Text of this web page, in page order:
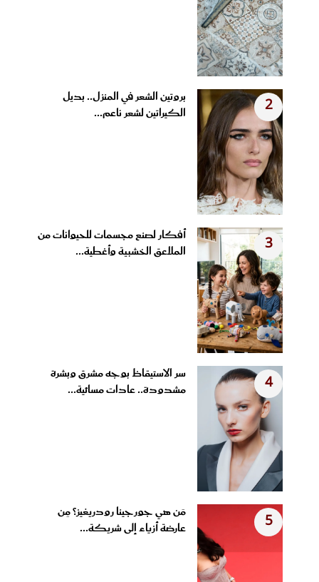
2
بروتين الشعر في المنزل.. بديل
الكيراتين لشعر ناعم...
3
أفكار لصنع مجسمات للحيوانات من
الملاعق الخشبية وأغطية...
4
سر الاستيقاظ بوجه مشرق وبشرة
مشدودة.. عادات مسائية...
5
مَن هي جورجينا رودريغيز؟ مِن
عارضة أزياء إلى شريكة...